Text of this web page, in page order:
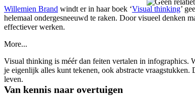
Willemien Brand windt er in haar boek ‘Visual thinking’
helemaal ondergesneeuwd te raken. Door visueel denken
effectiever werken.
More...
Visual thinking is méér dan feiten vertalen in infographics.
je eigenlijk alles kunt tekenen, ook abstracte
leven.
Van kennis naar overtuigen